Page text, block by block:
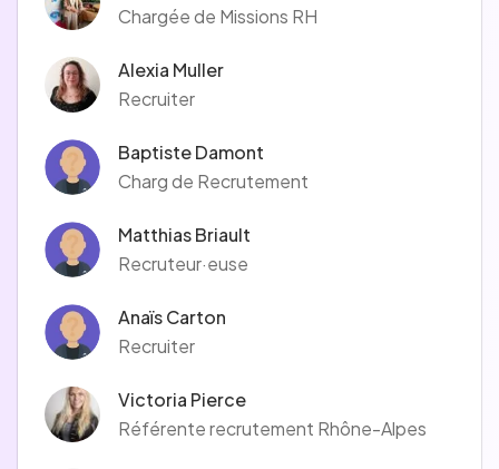
Chargée de Missions RH
Alexia Muller
Recruiter
Baptiste Damont
Charg de Recrutement
Matthias Briault
Recruteur·euse
Anaïs Carton
Recruiter
Victoria Pierce
Référente recrutement Rhône-Alpes